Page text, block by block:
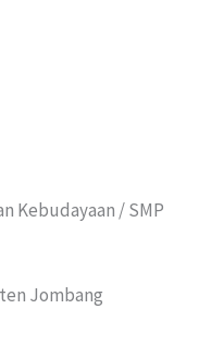
/ SMP
Jombang